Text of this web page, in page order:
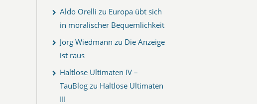
Aldo Orelli zu Europa übt sich
in moralischer Bequemlichkeit
Jörg Wiedmann zu Die Anzeige
ist raus
Haltlose Ultimaten IV –
TauBlog zu Haltlose Ultimaten
III